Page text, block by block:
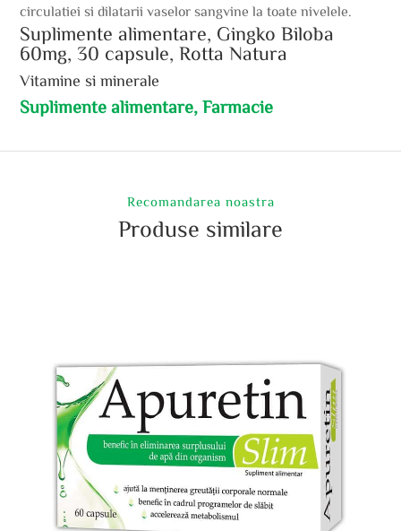
circulatiei si dilatarii vaselor sangvine la toate nivelele.
Suplimente alimentare, Gingko Biloba
60mg, 30 capsule, Rotta Natura
Vitamine si minerale
Suplimente alimentare, Farmacie
Recomandarea noastra
Produse similare